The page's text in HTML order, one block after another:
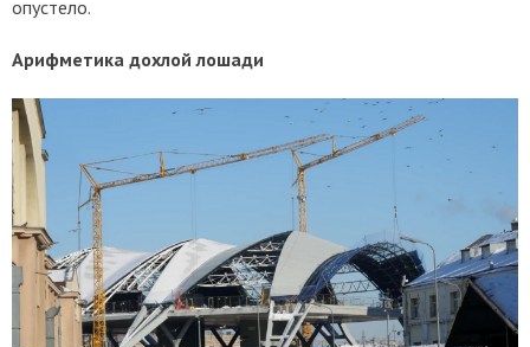
опустело.
Арифметика дохлой лошади